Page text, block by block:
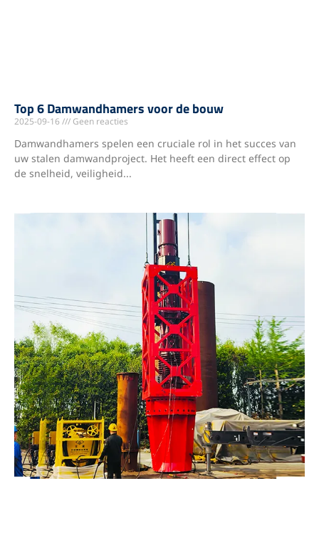
Top 6 Damwandhamers voor de bouw
2025-09-16 Geen reacties
Damwandhamers spelen een cruciale rol in het succes van
uw stalen damwandproject. Het heeft een direct effect op
de snelheid, veiligheid...